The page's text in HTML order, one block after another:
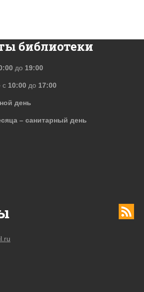
библиотеки
до 19:00
с 10:00 до 17:00
день
– санитарный день